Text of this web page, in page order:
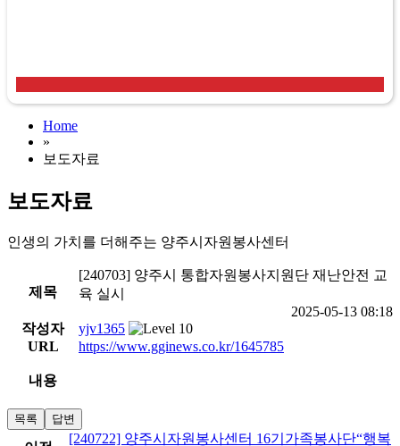
Home
»
보도자료
보도자료
인생의 가치를 더해주는 양주시자원봉사센터
제목
[240703] 양주시 통합자원봉사지원단 재난안전 교
육 실시
2025-05-13 08:18
작성자
yjv1365
URL
https://www.gginews.co.kr/1645785
내용
목록 답변
[240722] 양주시자원봉사센터 16기가족봉사단“행복